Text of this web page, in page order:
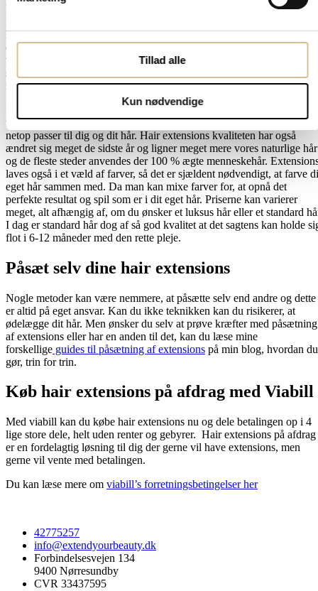
Tillad alle
Kun nødvendige
Extensions kræver en del pleje, for at holde sig flot og glansfuldt.
Egentlig er det samme tiltag som du burde anvende ved dit naturlige
hår, hvis du ønsker det langt og glansfuldt. Så med den rette pleje kan
du opnå et flot resultat med extensions. Du skal altid have en grundig
vejledning af pleje af dine nye hair extensions, så du gør det rigtig fra
starten. Har du først udtørret dine extensions, kan det være svært at
rette op på. Du kan på webshoppen købeplejeprodukter til extensions
I dag findes der et hav af påsætningsmetoder, så uanset om du har
tyndt, tykt, langt eller kort hår, findes der en påsætningsmetode som
netop passer til dig og dit hår. Hair extensions kvaliteten har også
ændret sig meget de sidste år og ligner meget mere vores naturlige hår
og de fleste steder anvendes der 100 % ægte menneskehår.
laves også i et væld af farver, så det er sjældent nødvendigt, at farve
eget hår sammen med. Da man kan mixe farver for, at opnå det
perfekte resultat og spil som er i dit eget hår. Priserne kan varierer
meget, alt afhængig af, om du ønsker et luksus hår eller et standard
I dag er standard hår dog af så god kvalitet at det sagtens kan holde
flot i 6-12 måneder med den rette pleje.
Påsæt selv dine hair extensions
Nogle metoder kan være nemmere, at påsætte selv end andre og dette
er altid på eget ansvar. Kan du ikke teknikken kan du risikerer, at
ødelægge dit hår. Men ønsker du selv at prøve kræfter med påsætning
af extensions eller har en anden til det, kan du læse mine
forskellige guides til påsætning af extensions på min blog, hvordan du
gør, trin for trin.
Køb hair extensions på afdrag med Viabill
Med viabill kan du købe hair extensions nu og dele betalingen op i 4
lige store dele, helt uden renter og gebyrer. Hair extensions på afdrag
er en fordelagtig løsning til dig der gerne vil have extensions, men
gerne vil vente med betalingen.
Du kan læse mere om viabill’s forretningsbetingelser her
42775257
info@extendyourbeauty.dk
Forbindelsesvejen 134
9400 Nørresundby
CVR 33437595